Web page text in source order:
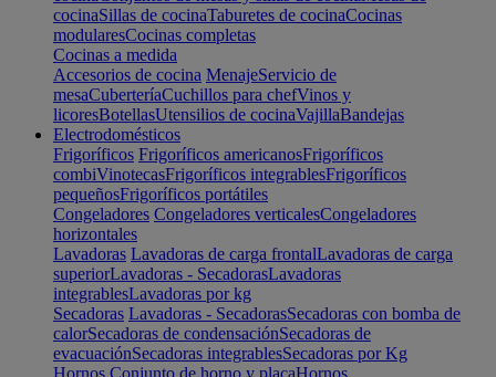
cocinaSillas de cocinaTaburetes de cocinaCocinas
modularesCocinas completas
Cocinas a medida
Accesorios de cocina MenajeServicio de
mesaCuberteríaCuchillos para chefVinos y
licoresBotellasUtensilios de cocinaVajillaBandejas
Electrodomésticos
Frigoríficos Frigoríficos americanosFrigoríficos
combiVinotecasFrigoríficos integrablesFrigoríficos
pequeñosFrigoríficos portátiles
Congeladores Congeladores verticalesCongeladores
horizontales
Lavadoras Lavadoras de carga frontalLavadoras de carga
superiorLavadoras - SecadorasLavadoras
integrablesLavadoras por kg
Secadoras Lavadoras - SecadorasSecadoras con bomba de
calorSecadoras de condensaciónSecadoras de
evacuaciónSecadoras integrablesSecadoras por Kg
Hornos Conjunto de horno y placaHornos